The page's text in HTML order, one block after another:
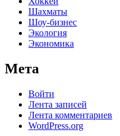
Шахматы
Шоу-бизнес
Экология
Экономика
Мета
Войти
Лента записей
Лента комментариев
WordPress.org